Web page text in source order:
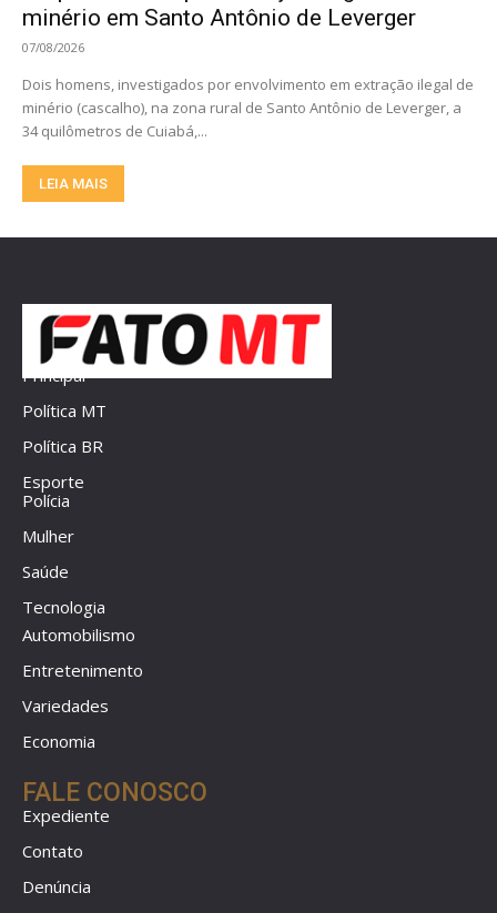
minério em Santo Antônio de Leverger
07/08/2026
Dois homens, investigados por envolvimento em extração ilegal de
minério (cascalho), na zona rural de Santo Antônio de Leverger, a
34 quilômetros de Cuiabá,...
LEIA MAIS
Principal
Política MT
Política BR
Esporte
Polícia
Mulher
Saúde
Tecnologia
Automobilismo
Entretenimento
Variedades
Economia
FALE CONOSCO
Expediente
Contato
Denúncia